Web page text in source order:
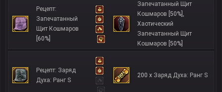
Рецепт:
Запечатанный
Щит Кошмаров
[60%]
Запечатанный Щит
Кошмаров [50%] ,
Хаотический
Запечатанный Щит
Кошмаров [50%]
Рецепт: Заряд
Духа: Ранг S
200 x Заряд Духа: Ранг S